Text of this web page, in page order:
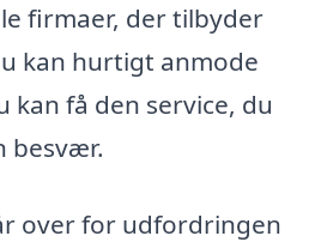
firmaer, der tilbyder
kan hurtigt anmode
kan få den service, du
besvær.
over for udfordringen